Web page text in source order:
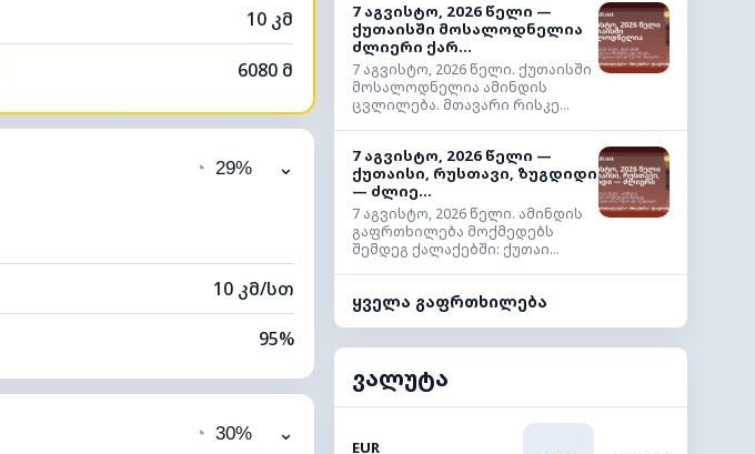
10 კმ
6080 მ
◔ 29% ⌄
10 კმ/სთ
95%
64%
2 კმ
◔ 30% ⌄
7 აგვისტო, 2026 წელი —
ქუთაისში მოსალოდნელია
ძლიერი ქარ...
7 აგვისტო, 2026 წელი. ქუთაისში
მოსალოდნელია ამინდის
ცვლილება. მთავარი რისკე...
7 აგვისტო, 2026 წელი —
ქუთაისი, რუსთავი, ზუგდიდი
— ძლიე...
7 აგვისტო, 2026 წელი. ამინდის
გაფრთხილება მოქმედებს
შემდეგ ქალაქებში: ქუთაი...
ყველა გაფრთხილება
ვალუტა
EUR